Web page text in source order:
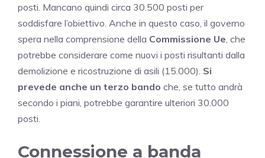
posti. Mancano quindi circa 30.500 posti per
soddisfare l’obiettivo. Anche in questo caso, il governo
spera nella comprensione della Commissione Ue , che
potrebbe considerare come nuovi i posti risultanti dalla
demolizione e ricostruzione di asili (15.000). Si
prevede anche un terzo bando che, se tutto andrà
secondo i piani, potrebbe garantire ulteriori 30.000
posti.
Connessione a banda